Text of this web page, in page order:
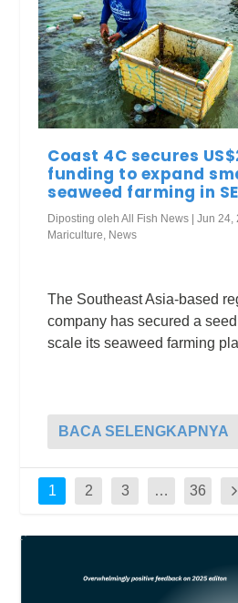
Coast 4C secures
funding to expand
seaweed farming in
Diposting olehAll Fish News |Jun 24,
Mariculture News
The Southeast Asia-based
company has secured a
scale its seaweed farming
BACA SELENGKAPNYA
1 2 3 … 36